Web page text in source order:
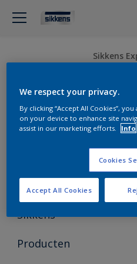
Sikkens
Volg
Sikkens
Over Sikkens
Producten
We respect your privacy.
By clicking “Accept All Cookies”,
on your device to enhance site
assist in our marketing efforts.
Info
Cookies
Accept All Cookies